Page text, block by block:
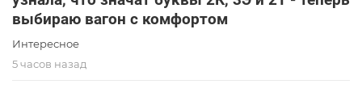
выбираю вагон с комфортом
Интересное
5 часов назад